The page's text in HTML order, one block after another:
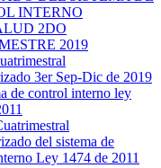
INTERNO
2DO
2019
3er Sep-Dic de 2019
de control interno ley
del sistema de
Ley 1474 de 2011